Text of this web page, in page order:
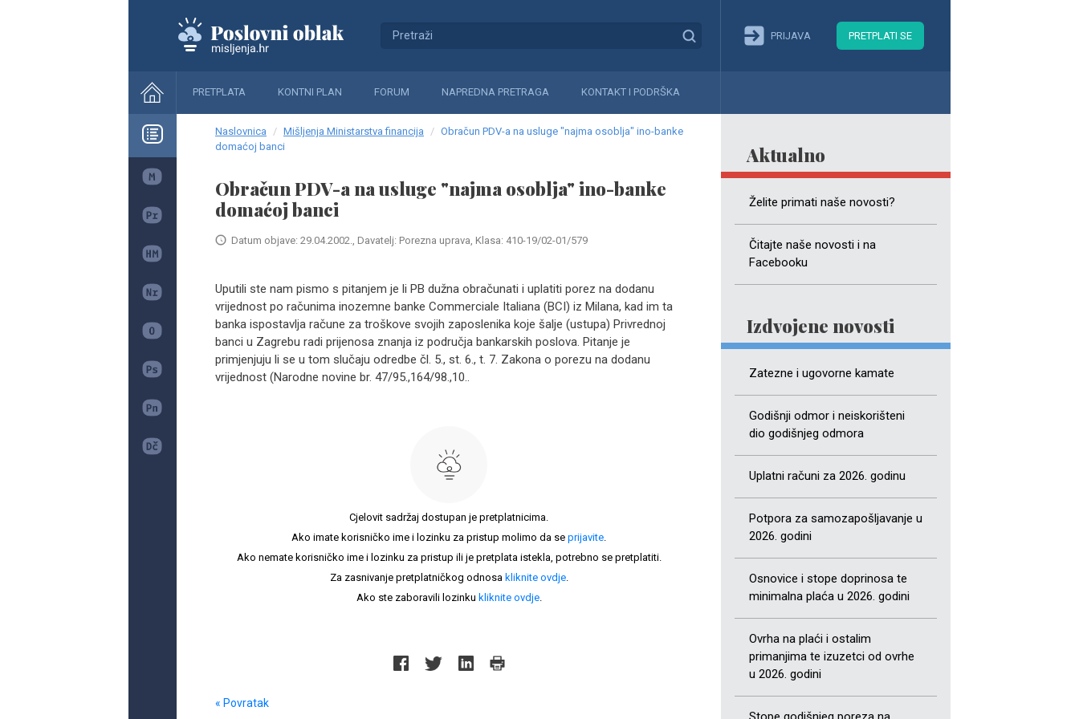
PRIJAVA PRETPLATI SE
PRETPLATA KONTNI PLAN FORUM NAPREDNA PRETRAGA KONTAKT I PODRŠKA
Aktualno
Želite primati naše novosti?
Čitajte naše novosti i na
Facebooku
Izdvojene novosti
Zatezne i ugovorne kamate
Godišnji odmor i neiskorišteni
dio godišnjeg odmora
Uplatni računi za 2026. godinu
Potpora za samozapošljavanje u
2026. godini
Osnovice i stope doprinosa te
minimalna plaća u 2026. godini
Ovrha na plaći i ostalim
primanjima te izuzetci od ovrhe
u 2026. godini
Naslovnica Mišljenja Ministarstva financija
Obračun PDV-a na usluge "najma osoblja" ino-banke
domaćoj banci
Obračun PDV-a na usluge "najma osoblja" ino-banke
domaćoj banci
Datum objave: 29.04.2002., Davatelj: Porezna uprava, Klasa: 410-19/02-01/579
Uputili ste nam pismo s pitanjem je li PB dužna obračunati i uplatiti porez na dodanu
vrijednost po računima inozemne banke Commerciale Italiana (BCI) iz Milana, kad im ta
banka ispostavlja račune za troškove svojih zaposlenika koje šalje (ustupa) Privrednoj
banci u Zagrebu radi prijenosa znanja iz područja bankarskih poslova. Pitanje je
primjenjuju li se u tom slučaju odredbe čl. 5., st. 6., t. 7. Zakona o porezu na dodanu
vrijednost (Narodne novine br. 47/95.,164/98.,10..
Cjelovit sadržaj dostupan je pretplatnicima.
Ako imate korisničko ime i lozinku za pristup molimo da se prijavite.
Ako nemate korisničko ime i lozinku za pristup ili je pretplata istekla, potrebno se pretplatiti.
Za zasnivanje pretplatničkog odnosa kliknite ovdje.
Ako ste zaboravili lozinku kliknite ovdje.
« Povratak